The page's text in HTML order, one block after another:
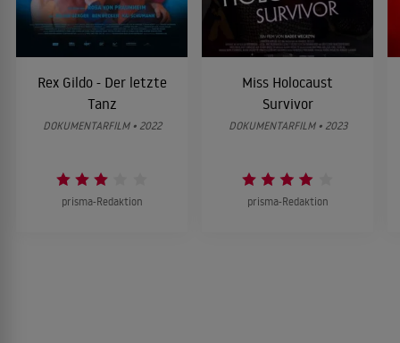
Rex Gildo - Der letzte
Tanz
DOKUMENTARFILM • 2022
prisma-Redaktion
Miss Holocaust
Survivor
DOKUMENTARFILM • 2023
prisma-Redaktion